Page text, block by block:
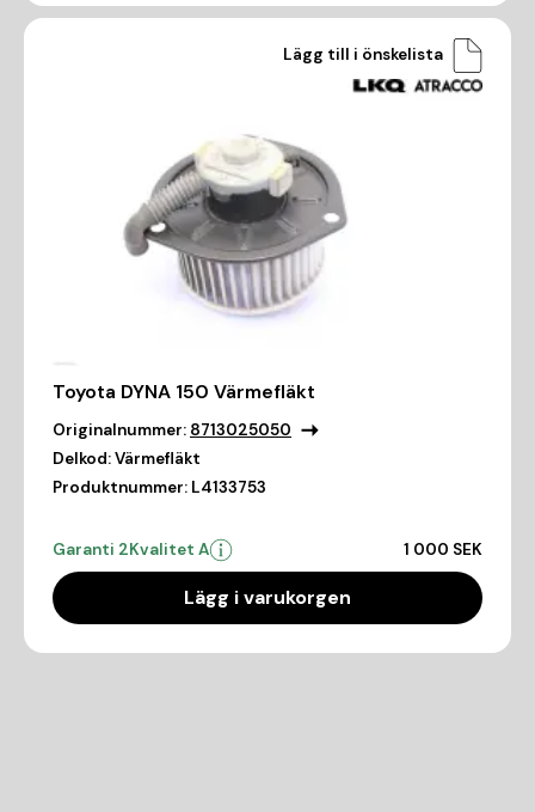
Lägg till i önskelista
Toyota DYNA 150 Värmefläkt
Originalnummer: 8713025050
Delkod:Värmefläkt
Produktnummer: L4133753
Garanti 2Kvalitet A 1 000 SEK
Lägg i varukorgen